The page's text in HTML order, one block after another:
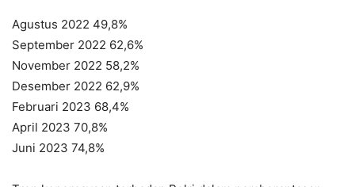
Agustus 2022 49,8%
September 2022 62,6%
November 2022 58,2%
Desember 2022 62,9%
Februari 2023 68,4%
April 2023 70,8%
Juni 2023 74,8%